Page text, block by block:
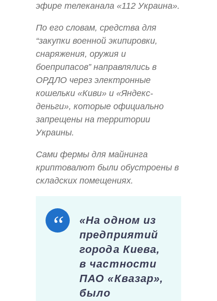
эфире телеканала «112 Украина».
По его словам, средства для
“закупки военной экипировки,
снаряжения, оружия и
боеприпасов” направлялись в
ОРДЛО через электронные
кошельки «Киви» и «Яндекс-
деньги», которые официально
запрещены на территории
Украины.
Сами фермы для майнинга
криптовалют были обустроены в
складских помещениях.
«На одном из
предприятий
города Киева,
в частности
ПАО «Квазар»,
было